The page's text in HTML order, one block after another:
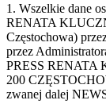
1. Wszelkie dane
RENATA
Częstochowa)
przez
PRESS RENATA
200
zwanej dalej